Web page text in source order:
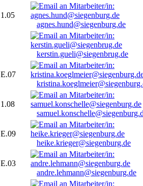
1.05
agnes.hund@siegenburg.de
kerstin.gueli@siegenbrug.de
E.07
1.08
E.09
heike.krieger@siegenburg.de
E.03
andre.lehmann@siegenburg.de